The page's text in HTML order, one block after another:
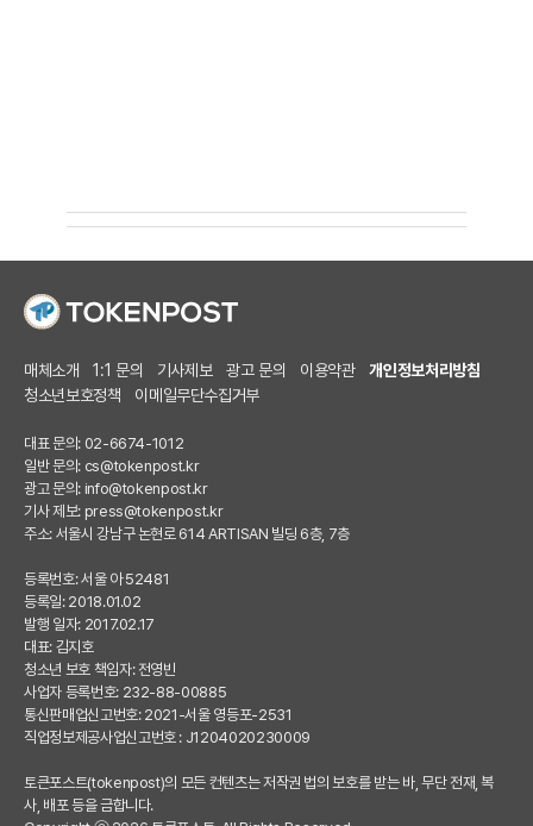
매체소개 1:1 문의 기사제보 광고 문의 이용약관
개인정보처리방침
청소년보호정책
이메일무단수집거부
대표 문의: 02-6674-1012
일반 문의: cs@tokenpost.kr
광고 문의: info@tokenpost.kr
기사 제보: press@tokenpost.kr
주소: 서울시 강남구 논현로 614 ARTISAN 빌딩 6층, 7층
등록번호: 서울 아 52481
등록일: 2018.01.02
발행 일자: 2017.02.17
대표: 김지호
청소년 보호 책임자: 전영빈
사업자 등록번호: 232-88-00885
통신판매업신고번호: 2021-서울 영등포-2531
직업정보제공사업신고번호 : J1204020230009
토큰포스트(tokenpost)의 모든 컨텐츠는 저작권 법의 보호를 받는 바, 무단 전재, 복
사, 배포 등을 금합니다.